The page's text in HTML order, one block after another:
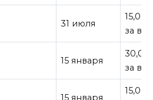
31 июля
за все
15 января
за все